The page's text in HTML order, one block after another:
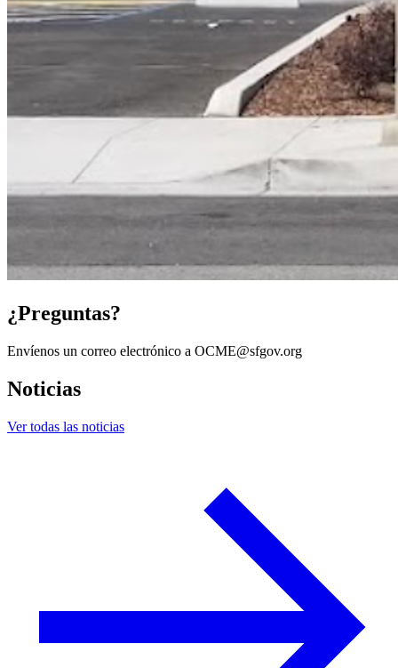
¿Preguntas?
Envíenos un correo electrónico a OCME@sfgov.org
Noticias
Ver todas las noticias